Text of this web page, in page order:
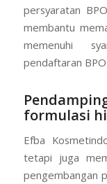
persyaratan
membantu
memenuhi
pendaftaran
formulasi
Efba
tetapi juga
pengembangan